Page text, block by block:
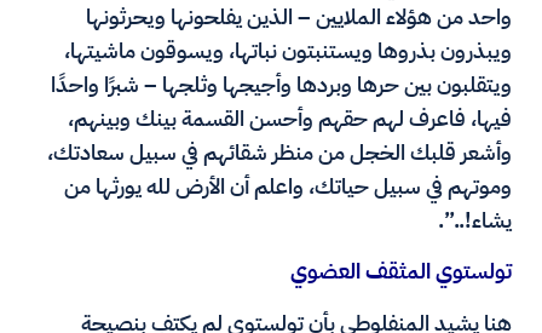
واحد من هؤلاء الملايين – الذين يفلحونها ويحرثونها
ويبذرون بذروها ويستنبتون نباتها، ويسوقون ماشيتها،
ويتقلبون بين حرها وبردها وأجيجها وثلجها – شبرًا واحدًا
فيها، فاعرف لهم حقهم وأحسن القسمة بينك وبينهم،
وأشعر قلبك الخجل من منظر شقائهم في سبيل سعادتك،
وموتهم في سبيل حياتك، واعلم أن الأرض لله يورثها من
يشاء!..”.
تولستوي المثقف العضوي
هنا يشيد المنفلوطي بأن تولستوي لم يكتفِ بنصيحة